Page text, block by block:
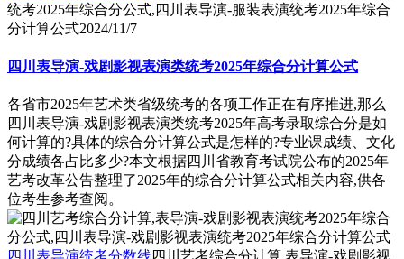
统考2025年综合分公式,四川表导演-服装表演统考2025年综合
分计算公式2024/11/7
四川表导演-戏剧影视表演类统考2025年综合分计算公式
各省市2025年艺术类省级统考的各项工作正在有序推进,那么
四川表导演-戏剧影视表演类统考2025年高考录取综合分是如
何计算的?具体的综合分计算公式是怎样的?专业课成绩、文化
分成绩各占比多少?本文根据四川省教育考试院公布的2025年
艺考改革公告整理了2025年的综合分计算公式相关内容,供各
位考生参考查阅。